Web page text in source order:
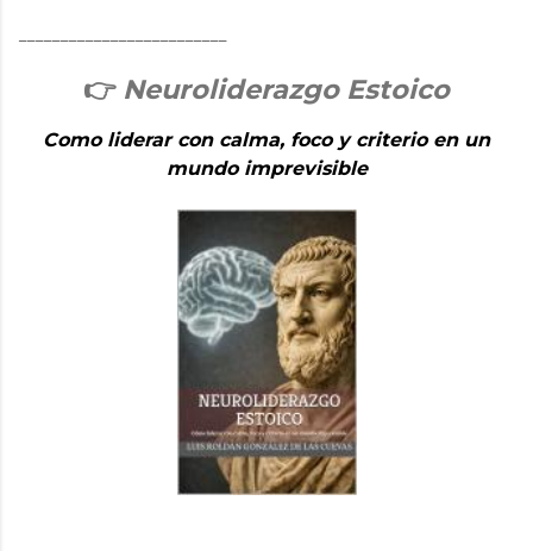
👉Neuroliderazgo Estoico
Como liderar con calma, foco y criterio en un
mundo imprevisible